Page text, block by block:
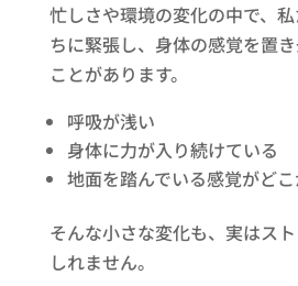
忙しさや環境の変化の中で、
ちに緊張し、身体の感覚を置
ことがあります。
呼吸が浅い
身体に力が入り続けている
地面を踏んでいる感覚がど
そんな小さな変化も、実はス
しれません。